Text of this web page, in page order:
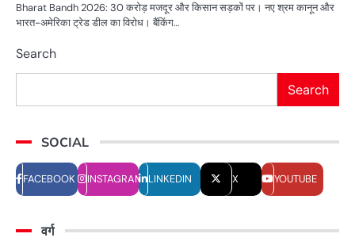
Bharat Bandh 2026: 30 करोड़ मजदूर और किसान सड़कों पर। नए श्रम कानून और
भारत-अमेरिका ट्रेड डील का विरोध। बैंकिंग…
Search
Search
SOCIAL
FACEBOOK INSTAGRAM LINKEDIN X YOUTUBE
वर्ग